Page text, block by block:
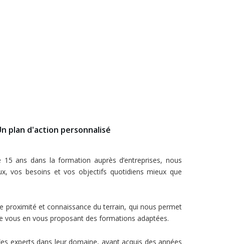
plan d'action personnalisé
15 ans dans la formation auprès d’entreprises, nous
vos besoins et vos objectifs quotidiens mieux que
proximité et connaissance du terrain, qui nous permet
vous en vous proposant des formations adaptées.
experts dans leur domaine, ayant acquis des années